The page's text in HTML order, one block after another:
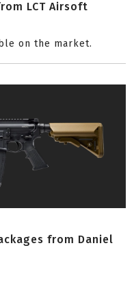
LCT Airsoft
on the market.
from Daniel